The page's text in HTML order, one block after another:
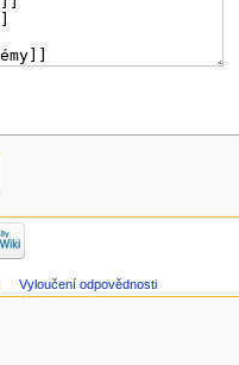
Vyloučení odpovědnosti